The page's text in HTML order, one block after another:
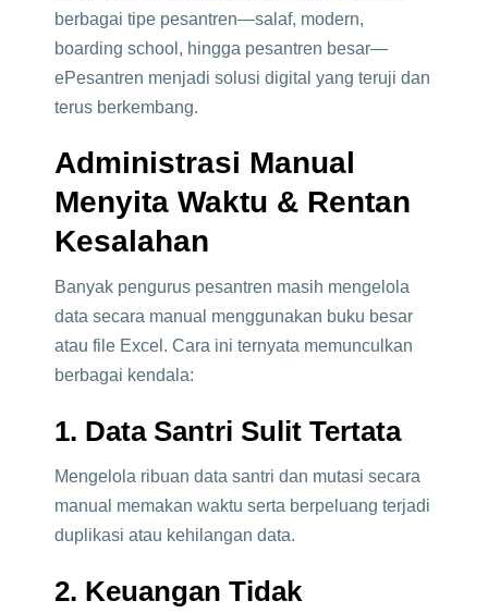
berbagai tipe pesantren—salaf, modern,
boarding school, hingga pesantren besar—
ePesantren menjadi solusi digital yang teruji dan
terus berkembang.
Administrasi Manual
Menyita Waktu & Rentan
Kesalahan
Banyak pengurus pesantren masih mengelola
data secara manual menggunakan buku besar
atau file Excel. Cara ini ternyata memunculkan
berbagai kendala:
1. Data Santri Sulit Tertata
Mengelola ribuan data santri dan mutasi secara
manual memakan waktu serta berpeluang terjadi
duplikasi atau kehilangan data.
2. Keuangan Tidak